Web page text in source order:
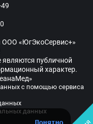
ООО «ЮгЭкоСервис+»
являются публичной
характер.
с помощью сервиса
данных